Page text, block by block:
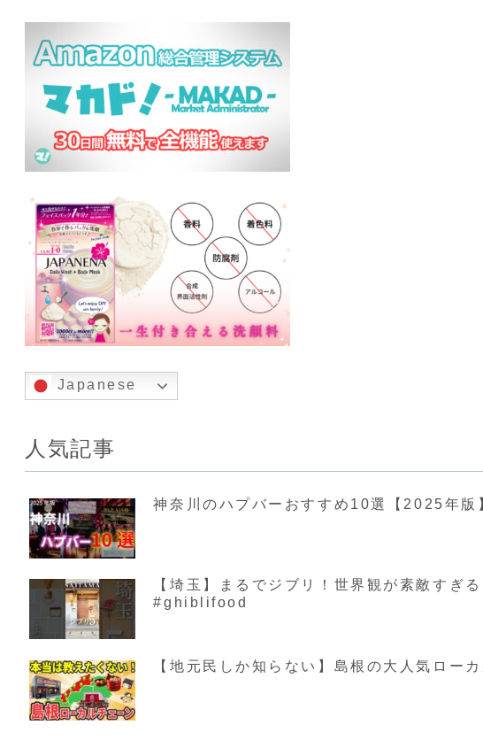
Japanese
人気記事
神奈川のハプバーおすすめ10選【2025年版
【埼玉】まるでジブリ！世界観が素敵す
#ghiblifood
【地元民しか知らない】島根の大人気ロー